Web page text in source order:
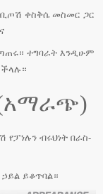
ቀስቅሴ መስመር ጋር
ተግባራት እንዲሁም
(አማራጭ)
የፓነሉን ብሩህነት በራስ-
ይቆጥባል።